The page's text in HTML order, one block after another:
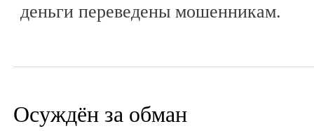
деньги переведены мошенникам.
Осуждён за обман